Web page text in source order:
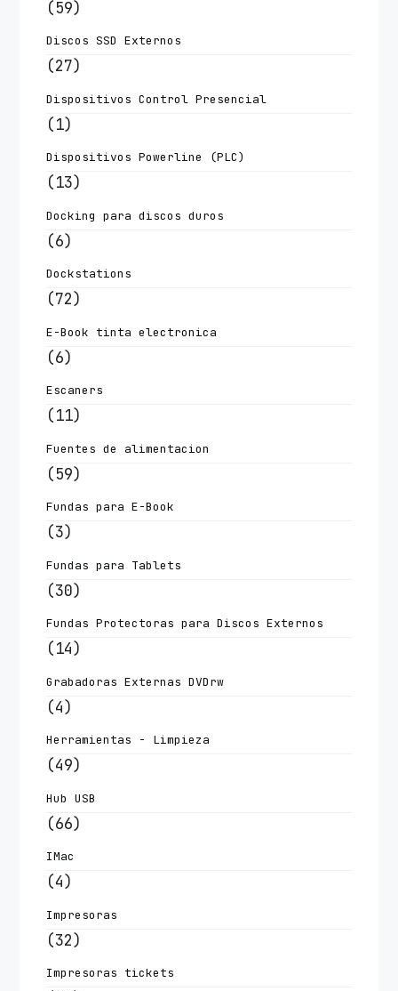
(59)
Discos SSD Externos
(27)
Dispositivos Control Presencial
(1)
Dispositivos Powerline (PLC)
(13)
Docking para discos duros
(6)
Dockstations
(72)
E-Book tinta electronica
(6)
Escaners
(11)
Fuentes de alimentacion
(59)
Fundas para E-Book
(3)
Fundas para Tablets
(30)
Fundas Protectoras para Discos Externos
(14)
Grabadoras Externas DVDrw
(4)
Herramientas - Limpieza
(49)
Hub USB
(66)
IMac
(4)
Impresoras
(32)
Impresoras tickets